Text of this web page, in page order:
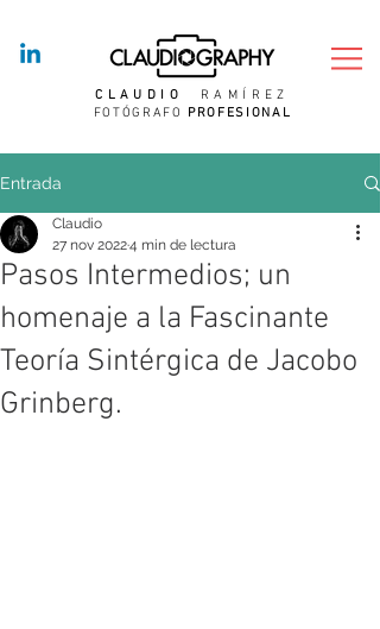
CLAUDIO
RAMÍREZ
FOTÓGRAFO PROFESIONAL
Entrada
Pasos Intermedios; un
homenaje a la Fascinante
Teoría Sintérgica de Jacobo
Grinberg.
Claudio
27 nov 20224 min de lectura